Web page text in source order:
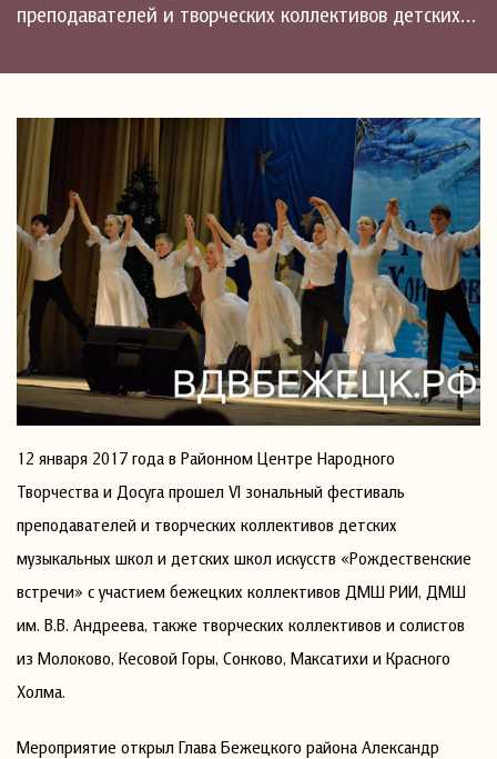
преподавателей и творческих коллективов детских…
12 января 2017 года в Районном Центре Народного
Творчества и Досуга прошел VI зональный фестиваль
преподавателей и творческих коллективов детских
музыкальных школ и детских школ искусств «Рождественские
встречи» с участием бежецких коллективов ДМШ РИИ, ДМШ
им. В.В. Андреева, также творческих коллективов и солистов
из Молоково, Кесовой Горы, Сонково, Максатихи и Красного
Холма.
Мероприятие открыл Глава Бежецкого района Александр